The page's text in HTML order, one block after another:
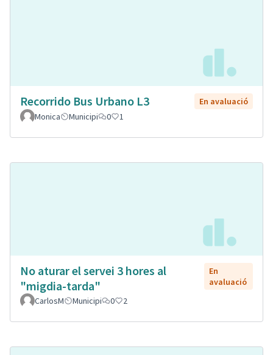
Recorrido Bus Urbano L3
En avaluació
Monica
Municipi 0 1
No aturar el servei 3 hores al
"migdia-tarda"
En
avaluació
CarlosM
Municipi 0 2